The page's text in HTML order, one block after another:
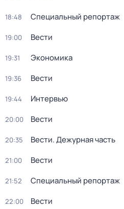
18:48 Специальный репортаж
19:00 Вести
19:31 Экономика
19:36 Вести
19:44 Интервью
20:00 Вести
20:35 Вести. Дежурная часть
21:00 Вести
21:52 Специальный репортаж
22:00 Вести